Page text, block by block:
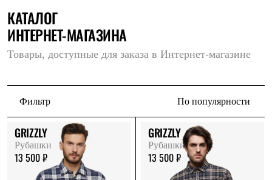
Жилеты
Комбинезоны
Утепленная синтетикой
Брюки
Софтшелл одежда
Куртки
Брюки
Флисовая одежда
Куртки
Брюки
КАТАЛОГ
ИНТЕРНЕТ-МАГАЗИНА
Товары, доступные для заказа в Интернет-магазине
Фильтр По популярности
GRIZZLY
Рубашки
13 500 ₽
GRIZZLY
Рубашки
13 500 ₽